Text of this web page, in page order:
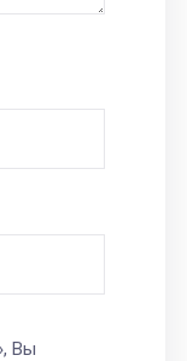
Вы